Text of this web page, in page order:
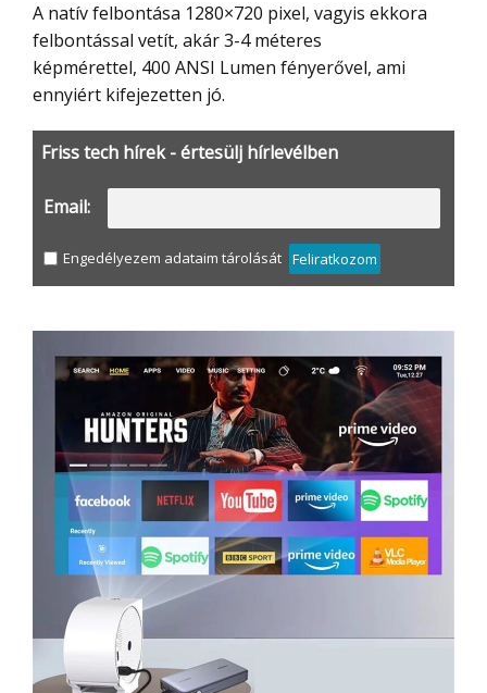
A natív felbontása 1280×720 pixel, vagyis ekkora
felbontással vetít, akár 3-4 méteres
képmérettel, 400 ANSI Lumen fényerővel, ami
ennyiért kifejezetten jó.
Friss tech hírek - értesülj hírlevélben
Email:
Engedélyezem adataim tárolását Feliratkozom